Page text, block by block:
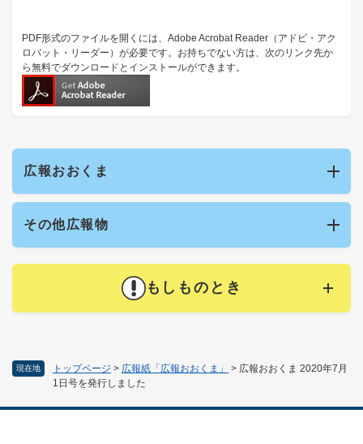
現在地 トップページ > 広報紙「広報おおくま」 > 広報おおくま 2020年7月
1日号を発行しました
PDF形式のファイルを開くには、Adobe Acrobat Reader（アドビ・アク
ロバット・リーダー）が必要です。お持ちでない方は、次のリンク先か
ら無料でダウンロードとインストールができます。
広報おおくま
その他広報物
もしものとき